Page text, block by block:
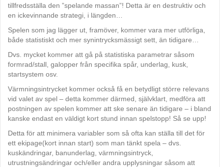
tillfredsställa den ”spelande massan”! Detta är en destruktiv och
en ickevinnande strategi, i längden…
Spelen som jag lägger ut, framöver, kommer vara mer utförliga,
både statistiskt och mer synintrycksmässigt sett, än tidigare…
Dvs. mycket kommer att gå på statistiska parametrar såsom
formrad/stall, galopper från specifika spår, underlag, kusk,
startsystem osv.
Värmningsintrycket kommer också få en betydligt större relevans
vid valet av spel – detta kommer därmed, självklart, medföra att
postningen av spelen kommer att ske senare än tidigare – i bland
kanske endast en väldigt kort stund innan spelstopp! Så se upp!
Detta för att minimera variabler som så ofta kan ställa till det för
ett ekipage(kort innan start) som man tänkt spela – dvs.
kuskändringar, banunderlag, värmningsintryck,
utrustningsändringar och/eller andra upplysningar såsom att